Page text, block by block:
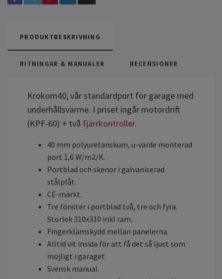
PRODUKTBESKRIVNING
RITNINGAR & MANUALER RECENSIONER
Krokom40, vår standardport för garage med
underhållsvärme. I priset ingår motordrift
(KPF-60) + två fjärrkontroller.
40 mm polyuretanskum, u-värde monterad
port 1,6 W/m2/K.
Portblad och skenor i galvaniserad
stålplåt.
CE-märkt.
Tre fönster i portblad två, tre och fyra.
Storlek 310x310 inkl ram.
Fingerklämskydd mellan panelerna.
Alltid vit insida för att få det så ljust som
möjligt i garaget.
Svensk manual.